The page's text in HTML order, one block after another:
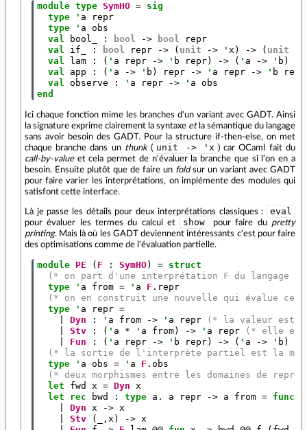
module type SymHO =
sig
type
' a
repr
type
' a obs
val
bool_ : bool -> bool
repr
val
if_ : bool repr -> ( unit -> ' x ) -> ( unit
val
lam : ( ' a repr -> ' b repr) -> ( ' a -> ' b )
val
app : ( ' a -> ' b ) repr -> ' a repr -> ' b
repr
val observe : ' a repr -> ' a obs
end
Ici chaque fonction mime les branches d'un variant avec GADT. Ainsi
la signature exprime clairement la syntaxe etla sémantique du langage
sans avoir besoin des GADT. Pour la structure if-then-else, on met
chaque branche dans un thunk( unit -> 'x ) car OCaml fait du
call-by-valueet cela permet de n'évaluer la branche que si l'on en a
besoin. Ensuite plutôt que de faire un foldsur un variant avec GADT
pour faire varier les interprétations, on implémente des modules qui
satisfont cette interface.
Là je passe les détails pour deux interprétations classiques : eval
pour évaluer les termes du calcul et show pour faire du pretty
printing. Mais là où les GADT deviennent intéressants c'est pour faire
des optimisations comme de l'évaluation partielle.
module PE ( F : SymHO) =
struct
(* on part d'une interprétation F du langage *)
type
' a from = ' a F . repr
(* on en construit une nouvelle qui évalue ce
type
' a repr =
Dyn : ' a from -> ' a repr
(* la valeur est
Stv : ( ' a * ' a from) -> ' a repr
(* elle est
Fun : ( ' a repr -> ' b repr) -> ( ' a -> ' b )
(* la sortie de l'interprète partiel est la
type
' a obs = ' a F . obs
(* deux morphismes entre les domaines de
let
fwd x = Dyn
x
let
rec bwd : type a . a repr -> a from =
Dyn x ->
x
Stv (_, x ) ->
x